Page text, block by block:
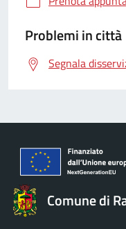
Problemi in città
Segnala
Comune di